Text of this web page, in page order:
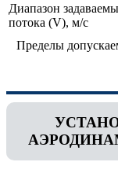
Диапазон
потока (V), м/с
Пределы